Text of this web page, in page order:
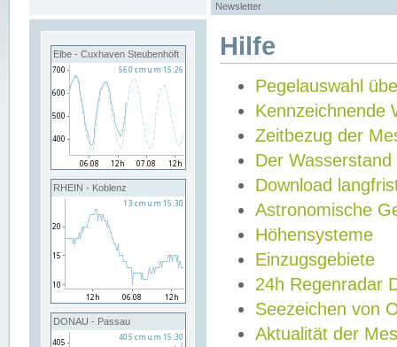
Newsletter
Elbe - Cuxhaven Steubenhöft
RHEIN - Koblenz
DONAU - Passau
Hilfe
Pegelauswahl
Kennzeichnende
Zeitbezug der
Der Wasserstand
Download
Astronomische
Höhensysteme
Einzugsgebiete
24h Regenradar
Seezeichen von
Aktualität der